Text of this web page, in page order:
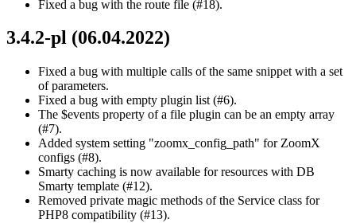
Fixed a bug with the route file (#18).
3.4.2-pl (06.04.2022)
Fixed a bug with multiple calls of the same snippet with a set
of parameters.
Fixed a bug with empty plugin list (#6).
The $events property of a file plugin can be an empty array
(#7).
Added system setting "zoomx_config_path" for ZoomX
configs (#8).
Smarty caching is now available for resources with DB
Smarty template (#12).
Removed private magic methods of the Service class for
PHP8 compatibility (#13).